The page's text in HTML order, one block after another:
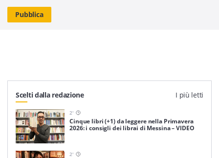
Scelti dalla redazione I più letti
2'
Cinque libri (+1) da leggere nella Primavera
2026: i consigli dei librai di Messina – VIDEO
2'